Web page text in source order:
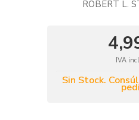
ROBERT L.
IVA
Sin Stock.